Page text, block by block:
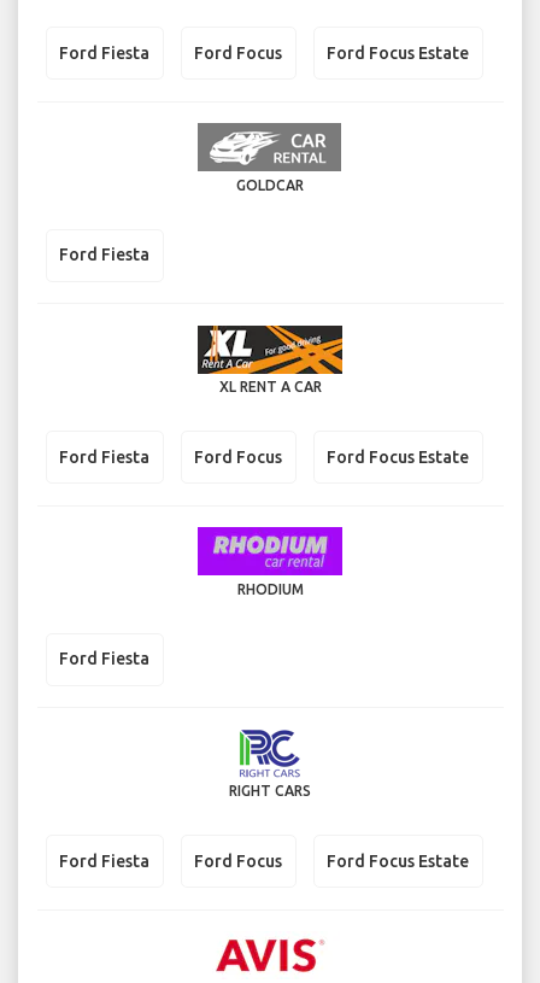
Ford Fiesta Ford Focus Ford Focus Estate
GOLDCAR
Ford Fiesta
XL RENT A CAR
Ford Fiesta Ford Focus Ford Focus Estate
RHODIUM
Ford Fiesta
RIGHT CARS
Ford Fiesta Ford Focus Ford Focus Estate